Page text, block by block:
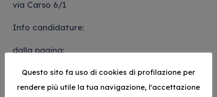
via Carso 6/1
Info candidature:
dalla pagina:
https://www.scelgoilserviziocivile.gov.it/
Questo sito fa uso di cookies di profilazione per
rendere più utile la tua navigazione, l'accettazione